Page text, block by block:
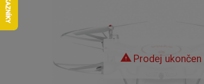
Prodej ukončen